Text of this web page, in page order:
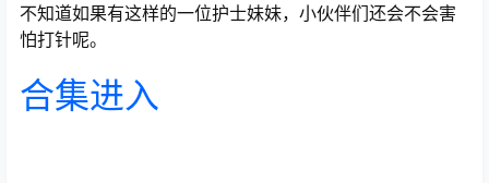
不知道如果有这样的一位护士妹妹，小伙伴们还会不会害
怕打针呢。
合集进入